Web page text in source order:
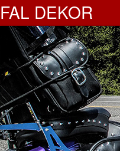
FAL DEKOR